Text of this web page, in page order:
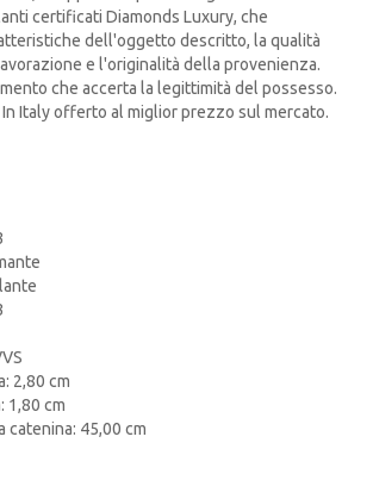
certificati Diamonds Luxury, che
dell'oggetto descritto, la qualità
e l'originalità della provenienza.
che accerta la legittimità del possesso.
Italy offerto al miglior prezzo sul mercato.
2,80 cm
1,80 cm
catenina: 45,00 cm